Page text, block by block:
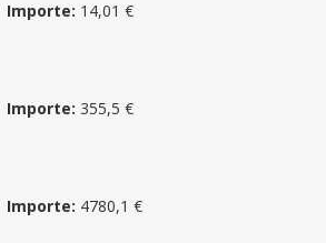
Importe: 14,01 €
Importe: 355,5 €
Importe: 4780,1 €